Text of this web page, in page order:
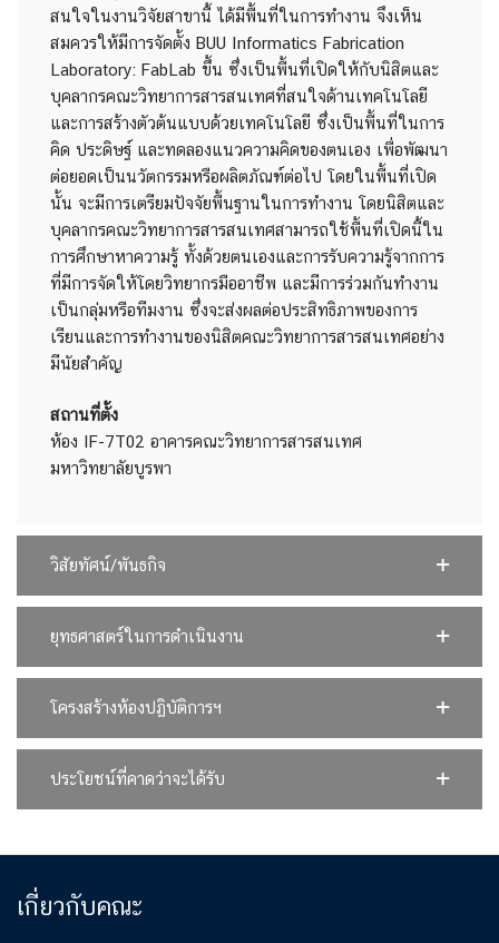
สนใจในงานวิจัยสาขานี้ ได้มีพื้นที่ในการทำงาน จึงเห็น
สมควรให้มีการจัดตั้ง BUU Informatics Fabrication
Laboratory: FabLab ขึ้น ซึ่งเป็นพื้นที่เปิดให้กับนิสิตและ
บุคลากรคณะวิทยาการสารสนเทศที่สนใจด้านเทคโนโลยี
และการสร้างตัวต้นแบบด้วยเทคโนโลยี ซึ่งเป็นพื้นที่ในการ
คิด ประดิษฐ์ และทดลองแนวความคิดของตนเอง เพื่อพัฒนา
ต่อยอดเป็นนวัตกรรมหรือผลิตภัณฑ์ต่อไป โดยในพื้นที่เปิด
นั้น จะมีการเตรียมปัจจัยพื้นฐานในการทำงาน โดยนิสิตและ
บุคลากรคณะวิทยาการสารสนเทศสามารถใช้พื้นที่เปิดนี้ใน
การศึกษาหาความรู้ ทั้งด้วยตนเองและการรับความรู้จากการ
ที่มีการจัดให้โดยวิทยากรมืออาชีพ และมีการร่วมกันทำงาน
เป็นกลุ่มหรือทีมงาน ซึ่งจะส่งผลต่อประสิทธิภาพของการ
เรียนและการทำงานของนิสิตคณะวิทยาการสารสนเทศอย่าง
มีนัยสำคัญ
สถานที่ตั้ง
ห้อง IF-7T02 อาคารคณะวิทยาการสารสนเทศ
มหาวิทยาลัยบูรพา
วิสัยทัศน์/พันธกิจ
ยุทธศาสตร์ในการดำเนินงาน
โครงสร้างห้องปฏิบัติการฯ
ประโยชน์ที่คาดว่าจะได้รับ
เกี่ยวกับคณะ